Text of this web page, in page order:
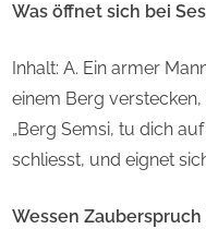
Was öffnet sich bei
Inhalt: A. Ein armer
einem Berg
„Berg Semsi, tu dich
schliesst, und eignet
Wessen